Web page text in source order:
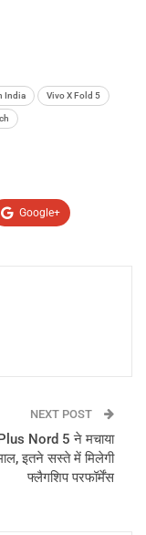
India Vivo X Fold 5
Google+
NEXT POST
Nord 5 ने मचाया
इतने सस्ते में मिलेगी
फ्लैगशिप परफॉर्मेंस